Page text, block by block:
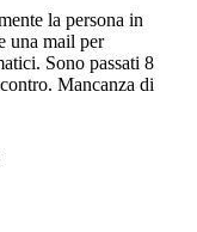
la persona in
una mail per
Sono passati 8
Mancanza di